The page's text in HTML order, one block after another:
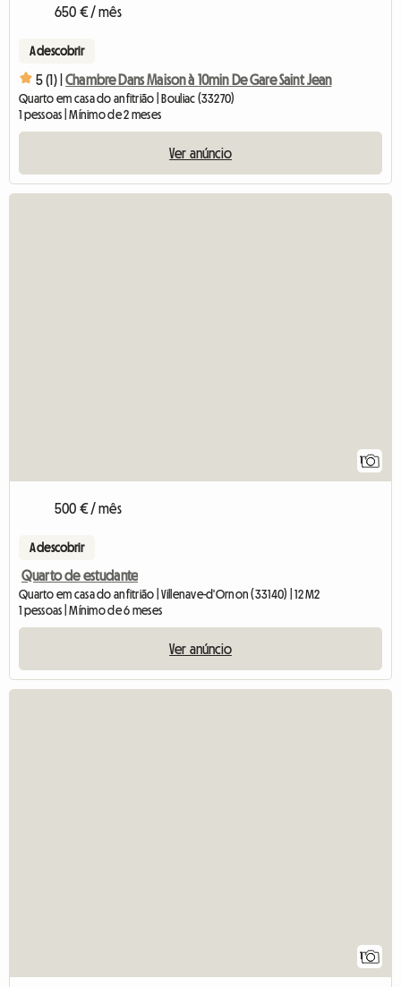
650 € / mês
A descobrir
5 (1) | Chambre Dans Maison à 10min De Gare Saint Jean
Quarto em casa do anfitrião | Bouliac (33270)
1 pessoas | Mínimo de 2 meses
Ver anúncio
1
500 € / mês
A descobrir
Quarto de estudante
Quarto em casa do anfitrião | Villenave-d'Ornon (33140) | 12 M2
1 pessoas | Mínimo de 6 meses
Ver anúncio
1